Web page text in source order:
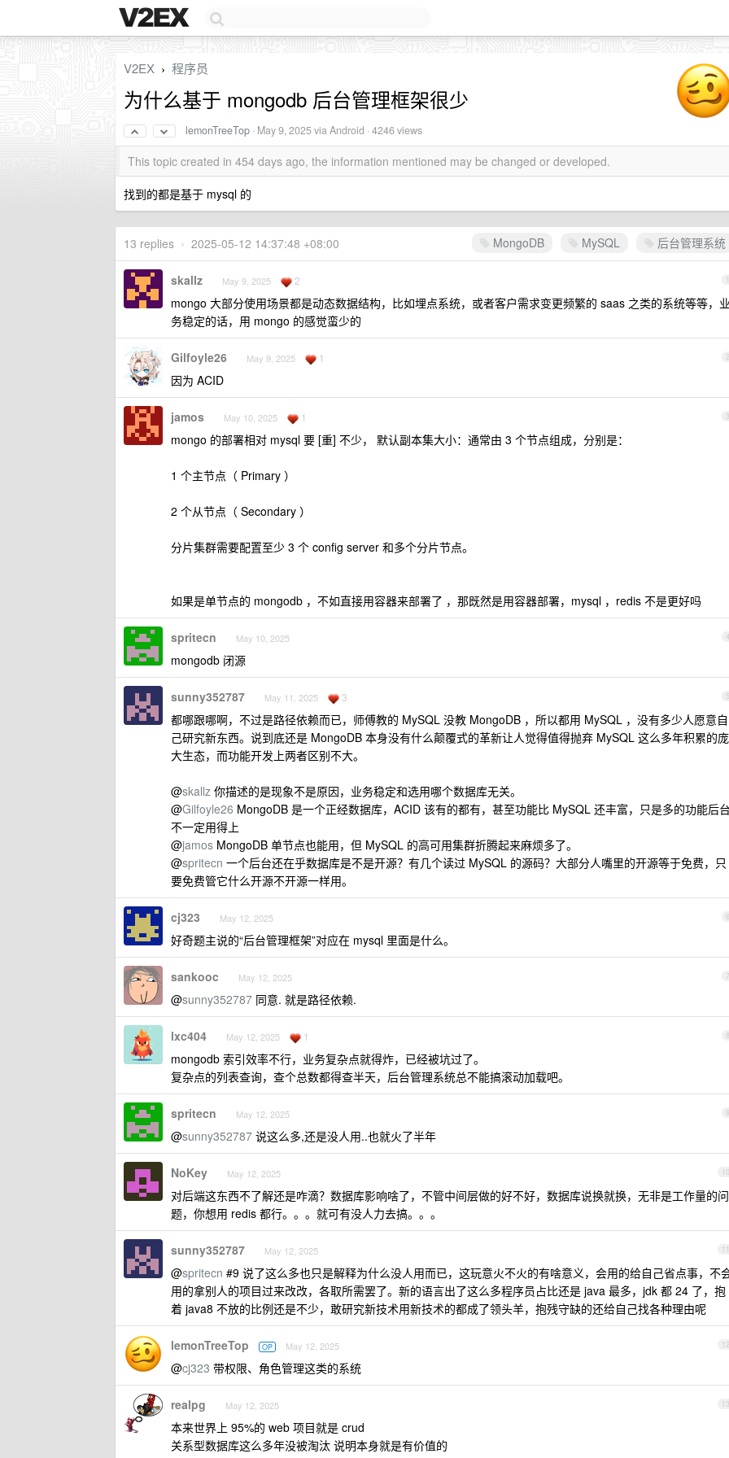
V2EX › 程序员
为什么基于 mongodb 后台管理框架很少
lemonTreeTop · May 9, 2025via Android · 4246 views
This topic created in 454 days ago, the information mentioned may be changed or developed.
找到的都是基于 mysql 的
MongoDB MySQL 后台管理系统
13 replies • 2025-05-12 14:37:48 +08:00
1
skallz May 9, 2025 2
mongo 大部分使用场景都是动态数据结构，比如埋点系统，或者客户需求变更频繁的 saas 之类的系统等等，业
务稳定的话，用 mongo 的感觉蛮少的
2
Gilfoyle26 May 9, 2025 1
因为 ACID
3
jamos May 10, 2025 1
mongo 的部署相对 mysql 要 [重] 不少， 默认副本集大小：通常由 3 个节点组成，分别是：
1 个主节点（ Primary ）
2 个从节点（ Secondary ）
分片集群需要配置至少 3 个 config server 和多个分片节点。
如果是单节点的 mongodb ，不如直接用容器来部署了 ，那既然是用容器部署，mysql ，redis 不是更好吗
4
spritecn May 10, 2025
mongodb 闭源
5
sunny352787 May 11, 2025 3
都哪跟哪啊，不过是路径依赖而已，师傅教的 MySQL 没教 MongoDB ，所以都用 MySQL ，没有多少人愿意自
己研究新东西。说到底还是 MongoDB 本身没有什么颠覆式的革新让人觉得值得抛弃 MySQL 这么多年积累的庞
大生态，而功能开发上两者区别不大。
@skallz 你描述的是现象不是原因，业务稳定和选用哪个数据库无关。
@Gilfoyle26 MongoDB 是一个正经数据库，ACID 该有的都有，甚至功能比 MySQL 还丰富，只是多的功能后台
不一定用得上
@jamos MongoDB 单节点也能用，但 MySQL 的高可用集群折腾起来麻烦多了。
@spritecn 一个后台还在乎数据库是不是开源？有几个读过 MySQL 的源码？大部分人嘴里的开源等于免费，只
要免费管它什么开源不开源一样用。
6
cj323 May 12, 2025
好奇题主说的“后台管理框架”对应在 mysql 里面是什么。
7
sankooc May 12, 2025
@sunny352787 同意. 就是路径依赖.
8
lxc404 May 12, 2025 1
mongodb 索引效率不行，业务复杂点就得炸，已经被坑过了。
复杂点的列表查询，查个总数都得查半天，后台管理系统总不能搞滚动加载吧。
9
spritecn May 12, 2025
@sunny352787 说这么多,还是没人用..也就火了半年
10
NoKey May 12, 2025
对后端这东西不了解还是咋滴？数据库影响啥了，不管中间层做的好不好，数据库说换就换，无非是工作量的问
题，你想用 redis 都行。。。就可有没人力去搞。。。
11
sunny352787 May 12, 2025
@spritecn #9 说了这么多也只是解释为什么没人用而已，这玩意火不火的有啥意义，会用的给自己省点事，不
用的拿别人的项目过来改改，各取所需罢了。新的语言出了这么多程序员占比还是 java 最多，jdk 都 24 了，抱
着 java8 不放的比例还是不少，敢研究新技术用新技术的都成了领头羊，抱残守缺的还给自己找各种理由呢
12
lemonTreeTop OP May 12, 2025
@cj323 带权限、角色管理这类的系统
13
realpg May 12, 2025
本来世界上 95%的 web 项目就是 crud
关系型数据库这么多年没被淘汰 说明本身就是有价值的